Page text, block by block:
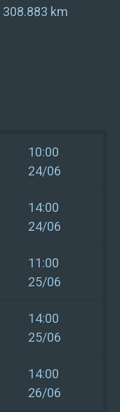
308.883 km
10:00
24/06
14:00
24/06
11:00
25/06
14:00
25/06
14:00
26/06